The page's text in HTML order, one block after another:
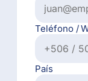
Teléfono /
País